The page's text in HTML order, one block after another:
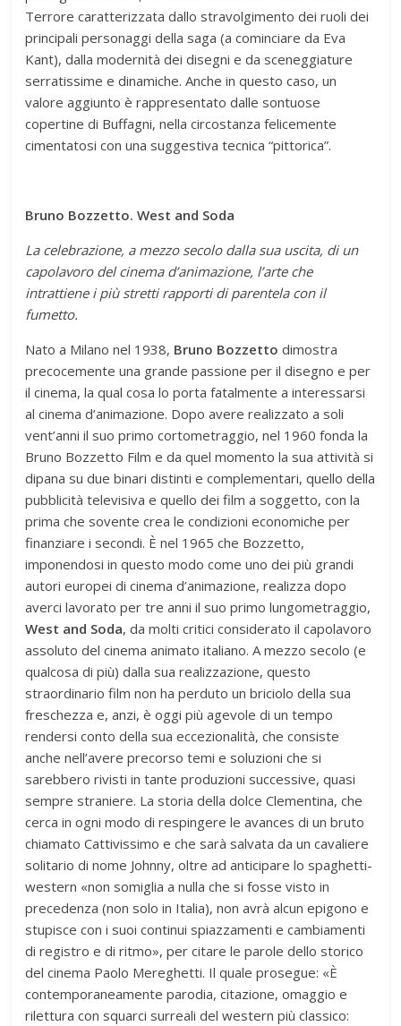
Terrore caratterizzata dallo stravolgimento dei ruoli dei
principali personaggi della saga (a cominciare da Eva
Kant), dalla modernità dei disegni e da sceneggiature
serratissime e dinamiche. Anche in questo caso, un
valore aggiunto è rappresentato dalle sontuose
copertine di Buffagni, nella circostanza felicemente
cimentatosi con una suggestiva tecnica “pittorica”.
Bruno Bozzetto. West and Soda
La celebrazione, a mezzo secolo dalla sua uscita, di un
capolavoro del cinema d’animazione, l’arte che
intrattiene i più stretti rapporti di parentela con il
fumetto.
Nato a Milano nel 1938, Bruno Bozzetto dimostra
precocemente una grande passione per il disegno e per
il cinema, la qual cosa lo porta fatalmente a interessarsi
al cinema d’animazione. Dopo avere realizzato a soli
vent’anni il suo primo cortometraggio, nel 1960 fonda la
Bruno Bozzetto Film e da quel momento la sua attività si
dipana su due binari distinti e complementari, quello della
pubblicità televisiva e quello dei film a soggetto, con la
prima che sovente crea le condizioni economiche per
finanziare i secondi. È nel 1965 che Bozzetto,
imponendosi in questo modo come uno dei più grandi
autori europei di cinema d’animazione, realizza dopo
averci lavorato per tre anni il suo primo lungometraggio,
West and Soda, da molti critici considerato il capolavoro
assoluto del cinema animato italiano. A mezzo secolo (e
qualcosa di più) dalla sua realizzazione, questo
straordinario film non ha perduto un briciolo della sua
freschezza e, anzi, è oggi più agevole di un tempo
rendersi conto della sua eccezionalità, che consiste
anche nell’avere precorso temi e soluzioni che si
sarebbero rivisti in tante produzioni successive, quasi
sempre straniere. La storia della dolce Clementina, che
cerca in ogni modo di respingere le avances di un bruto
chiamato Cattivissimo e che sarà salvata da un cavaliere
solitario di nome Johnny, oltre ad anticipare lo spaghetti-
western «non somiglia a nulla che si fosse visto in
precedenza (non solo in Italia), non avrà alcun epigono e
stupisce con i suoi continui spiazzamenti e cambiamenti
di registro e di ritmo», per citare le parole dello storico
del cinema Paolo Mereghetti. Il quale prosegue: «È
contemporaneamente parodia, citazione, omaggio e
rilettura con squarci surreali del western più classico: